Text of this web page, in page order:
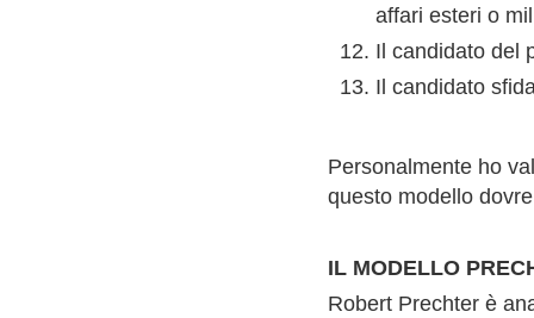
affari esteri o
Il candidato del
Il candidato
Personalmente ho
questo modello
IL MODELLO
Robert Prechter è